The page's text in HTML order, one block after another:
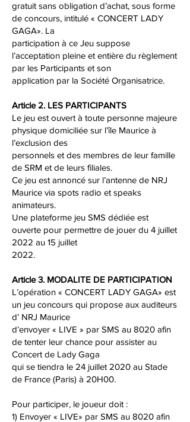
gratuit sans obligation d’achat, sous forme
de concours, intitulé « CONCERT LADY
GAGA». La
participation à ce Jeu suppose
l’acceptation pleine et entière du règlement
par les Participants et son
application par la Société Organisatrice.
Article 2. LES PARTICIPANTS
Le jeu est ouvert à toute personne majeure
physique domiciliée sur l’île Maurice à
l’exclusion des
personnels et des membres de leur famille
de SRM et de leurs filiales.
Ce jeu est annoncé sur l’antenne de NRJ
Maurice via spots radio et speaks
animateurs.
Une plateforme jeu SMS dédiée est
ouverte pour permettre de jouer du 4 juillet
2022 au 15 juillet
2022.
Article 3. MODALITE DE PARTICIPATION
L’opération « CONCERT LADY GAGA» est
un jeu concours qui propose aux auditeurs
d’ NRJ Maurice
d’envoyer « LIVE » par SMS au 8020 afin
de tenter leur chance pour assister au
Concert de Lady Gaga
qui se tiendra le 24 juillet 2020 au Stade
de France (Paris) à 20H00.
Pour participer, le joueur doit :
1) Envoyer « LIVE» par SMS au 8020 afin